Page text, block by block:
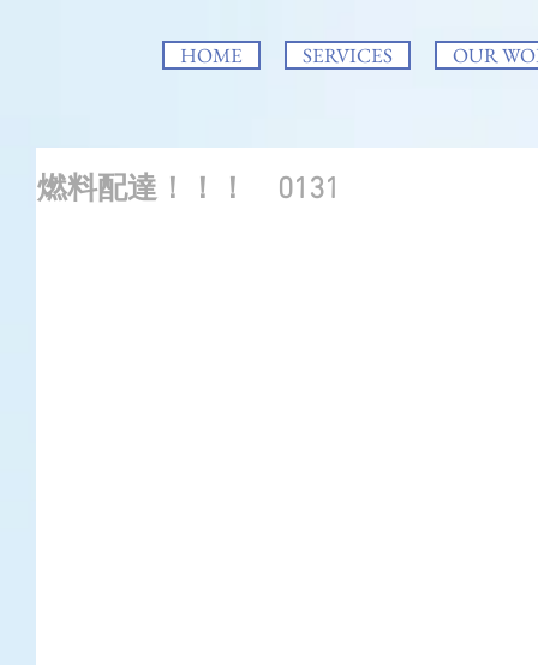
HOME SERVICES OUR
燃料配達！！！ 0131